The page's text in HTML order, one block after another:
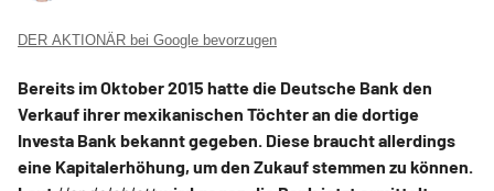
DER AKTIONÄR bei Google bevorzugen
Bereits im Oktober 2015 hatte die Deutsche Bank den
Verkauf ihrer mexikanischen Töchter an die dortige
Investa Bank bekannt gegeben. Diese braucht allerdings
eine Kapitalerhöhung, um den Zukauf stemmen zu können.